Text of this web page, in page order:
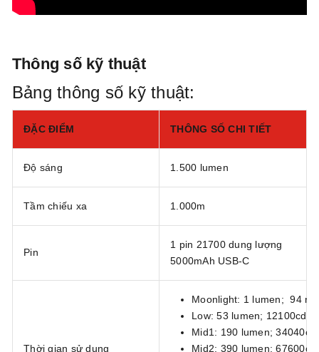
Thông số kỹ thuật
Bảng thông số kỹ thuật:
ĐẶC ĐIỂM THÔNG SỐ CHI TIẾT
Độ sáng 1.500 lumen
Tầm chiếu xa 1.000m
Pin
1 pin 21700 dung lượng
5000mAh USB-C
Thời gian sử dụng
Moonlight: 1 lumen; 94
Low: 53 lumen; 12100cd;
Mid1: 190 lumen;
Mid2: 390 lumen;